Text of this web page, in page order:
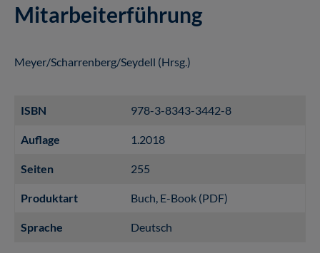
Mitarbeiterführung
Meyer/Scharrenberg/Seydell (Hrsg.)
ISBN 978-3-8343-3442-8
Auflage 1.2018
Seiten 255
Produktart Buch , E-Book (PDF)
Sprache Deutsch